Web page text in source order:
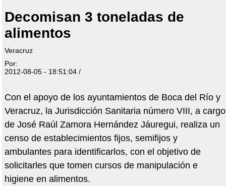
Decomisan 3 toneladas de
alimentos
Veracruz
Por:
2012-08-05 - 18:51:04 /
Con el apoyo de los ayuntamientos de Boca del Río y
Veracruz, la Jurisdicción Sanitaria número VIII, a cargo
de José Raúl Zamora Hernández Jáuregui, realiza un
censo de establecimientos fijos, semifijos y
ambulantes para identificarlos, con el objetivo de
solicitarles que tomen cursos de manipulación e
higiene en alimentos.